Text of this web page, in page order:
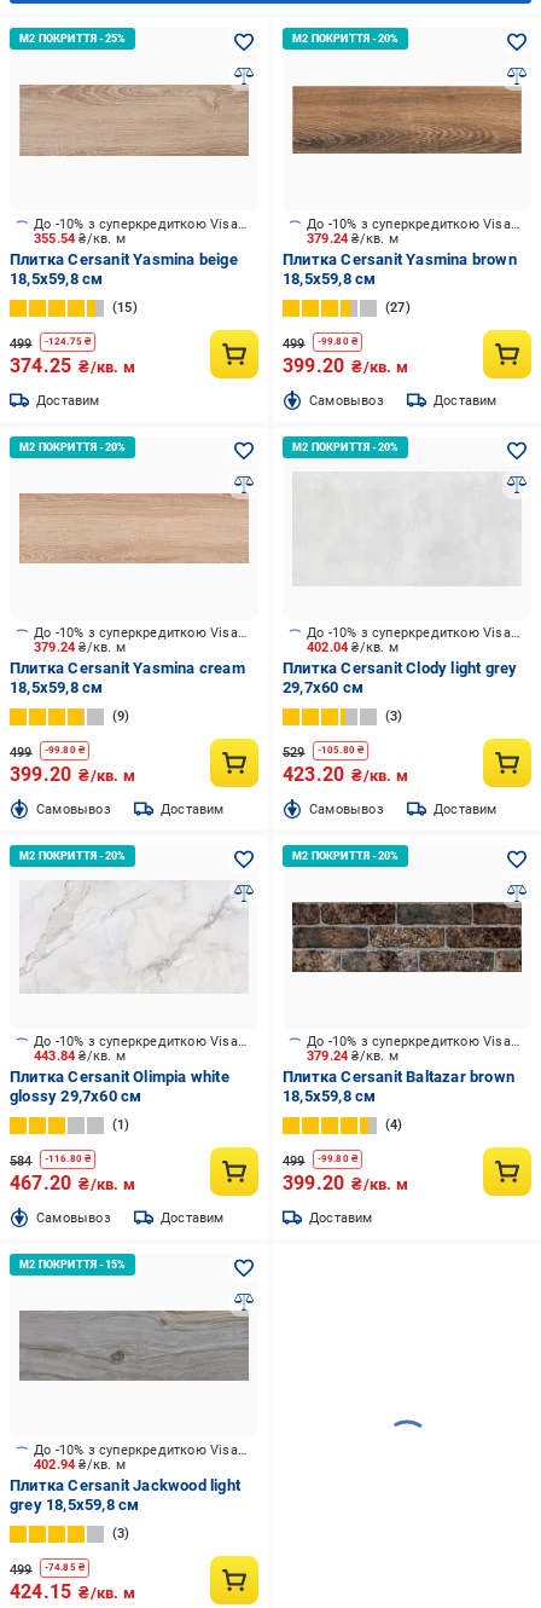
355.54₴/кв. м
До -10% з суперкредиткою Visa Вигода
Плитка Cersanit Yasmina beige
18,5х59,8 см
15
499 -124.75 ₴
374.25 ₴/кв. м
Доставим
379.24₴/кв. м
До -10% з суперкредиткою Visa Вигода
Плитка Cersanit Yasmina brown
18,5х59,8 см
27
499 -99.80₴
399.20 ₴/кв. м
Cамовывоз Доставим
379.24₴/кв. м
До -10% з суперкредиткою Visa Вигода
Плитка Cersanit Yasmina cream
18,5х59,8 см
9
499 -99.80₴
399.20 ₴/кв. м
Cамовывоз Доставим
402.04₴/кв. м
До -10% з суперкредиткою Visa Вигода
Плитка Cersanit Clody light grey
29,7x60 см
3
529 -105.80₴
423.20 ₴/кв. м
Cамовывоз Доставим
443.84₴/кв. м
До -10% з суперкредиткою Visa Вигода
Плитка Cersanit Olimpia white
glossy 29,7x60 см
1
584 -116.80 ₴
467.20 ₴/кв. м
Cамовывоз Доставим
379.24₴/кв. м
До -10% з суперкредиткою Visa Вигода
Плитка Cersanit Baltazar brown
18,5x59,8 см
4
499 -99.80₴
399.20 ₴/кв. м
Доставим
402.94₴/кв. м
До -10% з суперкредиткою Visa Вигода
Плитка Cersanit Jackwood light
grey 18,5x59,8 см
3
499 -74.85₴
424.15 ₴/кв. м